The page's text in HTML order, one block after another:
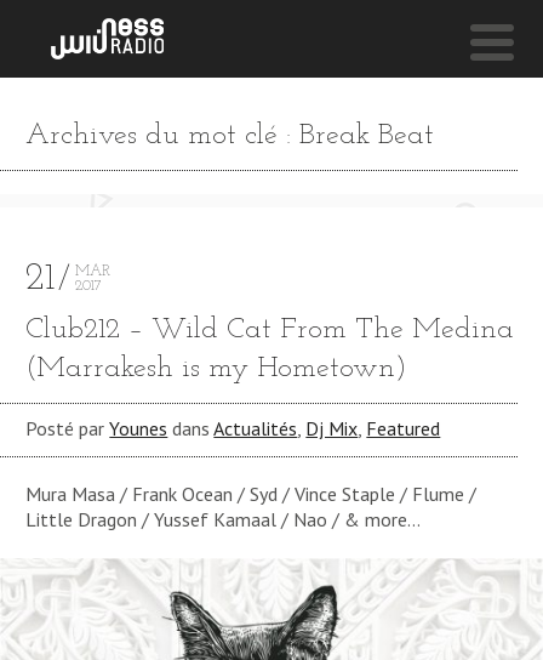
SEA SPRAY
NESS LIVE !
Archives du mot clé : Break Beat
21
MAR
2017
Club212 – Wild Cat From The Medina
(Marrakesh is my Hometown)
Posté parYounes dansActualités, Dj Mix, Featured
Mura Masa / Frank Ocean / Syd / Vince Staple / Flume /
Little Dragon / Yussef Kamaal / Nao / & more…